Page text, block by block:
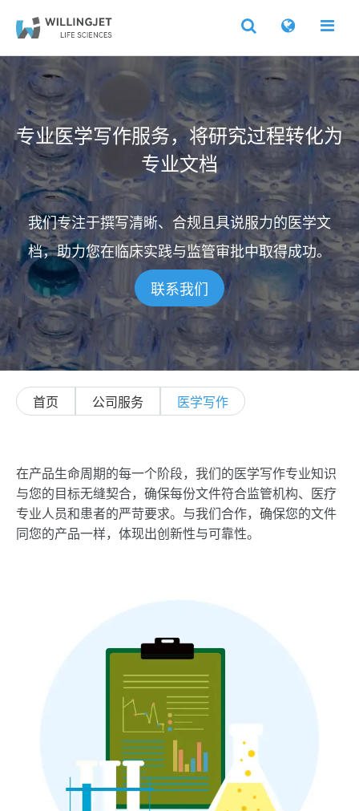
专业医学写作服务，将研究过程转化为
专业文档
我们专注于撰写清晰、合规且具说服力的医学文
档，助力您在临床实践与监管审批中取得成功。
联系我们
首页 公司服务 医学写作
在产品生命周期的每一个阶段，我们的医学写作专业知识
与您的目标无缝契合，确保每份文件符合监管机构、医疗
专业人员和患者的严苛要求。与我们合作，确保您的文件
同您的产品一样，体现出创新性与可靠性。